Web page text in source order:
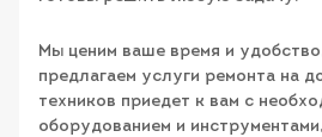
Мы ценим ваше время и
предлагаем услуги ремонта на
техников приедет к вам с
оборудованием и